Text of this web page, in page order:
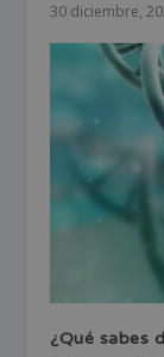
30 diciembre,
¿Qué sabes